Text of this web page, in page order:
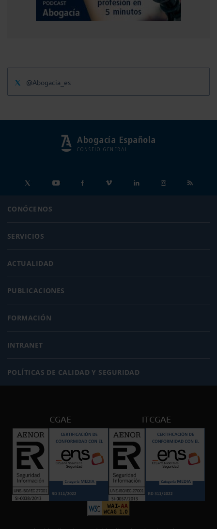
@Abogacia_es
Abogacía Española
CONSEJO GENERAL
CONÓCENOS
SERVICIOS
ACTUALIDAD
PUBLICACIONES
FORMACIÓN
INTRANET
POLÍTICAS DE CALIDAD Y SEGURIDAD
CGAE ITCGAE